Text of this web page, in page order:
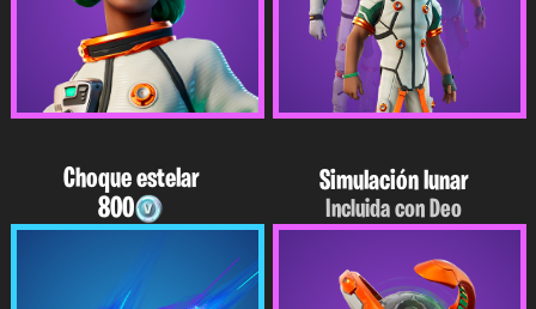
Choque estelar
800
Simulación lunar
Incluida con Deo